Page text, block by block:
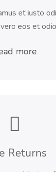
et iusto
eos et
more
Returns